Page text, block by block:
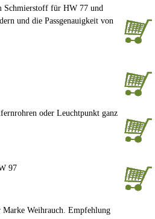
Schmierstoff für HW 77 und
und die Passgenauigkeit von
oder Leuchtpunkt ganz
97
Weihrauch. Empfehlung